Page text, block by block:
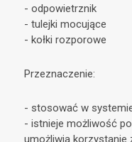
- odpowietrznik
- tulejki mocujące
- kołki rozporowe
Przeznaczenie:
- stosować w
- istnieje możliwość
umożliwia korzystanie